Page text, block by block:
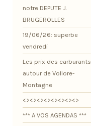
notre DEPUTE J.
BRUGEROLLES
19/06/26: superbe
vendredi
Les prix des carburants
autour de Vollore-
Montagne
<><><><><><><><>
*** A VOS AGENDAS ***